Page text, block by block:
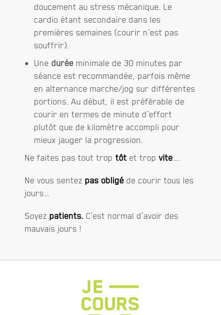
doucement au stress mécanique. Le
cardio étant secondaire dans les
premières semaines (courir n’est pas
souffrir).
Une durée minimale de 30 minutes par
séance est recommandée, parfois même
en alternance marche/jog sur différentes
portions. Au début, il est préférable de
courir en termes de minute d’effort
plutôt que de kilomètre accompli pour
mieux jauger la progression.
Ne faites pas tout trop tôt et trop vite
Ne vous sentez pas obligé de courir tous les
jours…
Soyez patients. C’est normal d’avoir des
mauvais jours !